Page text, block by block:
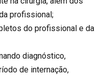
profissional;
do profissional e da
diagnóstico,
de internação,